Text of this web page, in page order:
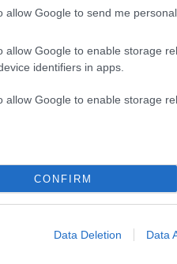
allow Google to send me
allow Google to enable storage
identifiers in apps.
allow Google to enable storage
CONFIRM
Data Deletion Data